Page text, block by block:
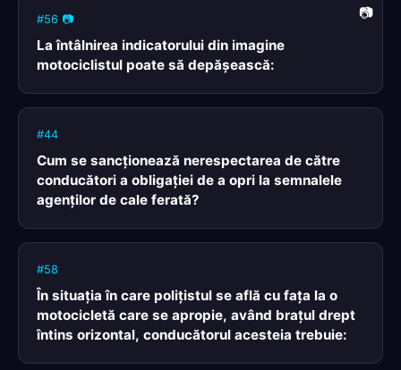
#56 📷
La întâlnirea indicatorului din imagine
motociclistul poate să depăşească:
#44
Cum se sancţionează nerespectarea de către
conducători a obligaţiei de a opri la semnalele
agenţilor de cale ferată?
#58
În situaţia în care poliţistul se află cu faţa la o
motocicletă care se apropie, având braţul drept
întins orizontal, conducătorul acesteia trebuie: